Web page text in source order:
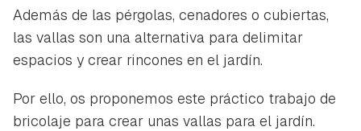
Además de las pérgolas, cenadores o cubiertas,
las vallas son una alternativa para delimitar
espacios y crear rincones en el jardín.
Por ello, os proponemos este práctico trabajo de
bricolaje para crear unas vallas para el jardín.